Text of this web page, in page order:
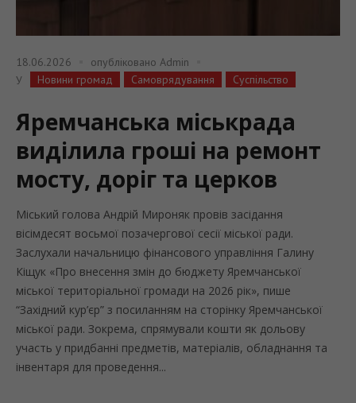
18.06.2026 опубліковано Admin
У
Новини громад Самоврядування Суспільство
Яремчанська міськрада
виділила гроші на ремонт
мосту, доріг та церков
Міський голова Андрій Мироняк провів засідання
вісімдесят восьмої позачергової сесії міської ради.
Заслухали начальницю фінансового управління Галину
Кіщук «Про внесення змін до бюджету Яремчанської
міської територіальної громади на 2026 рік», пише
“Західний кур’єр” з посиланням на сторінку Яремчанської
міської ради. Зокрема, спрямували кошти як дольову
участь у придбанні предметів, матеріалів, обладнання та
інвентаря для проведення...